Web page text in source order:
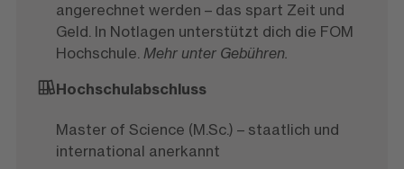
angerechnet werden – das spart Zeit und
Geld. In Notlagen unterstützt dich die FOM
Hochschule. Mehr unter Gebühren.
Hochschulabschluss
Master of Science (M.Sc.) – staatlich und
international anerkannt